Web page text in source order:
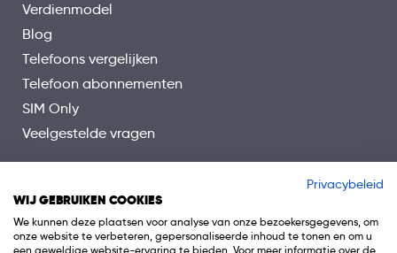
Verdienmodel
Blog
Telefoons vergelijken
Telefoon abonnementen
SIM Only
Veelgestelde vragen
Privacybeleid
WIJ GEBRUIKEN COOKIES
We kunnen deze plaatsen voor analyse van onze bezoekersgegevens, om
onze website te verbeteren, gepersonaliseerde inhoud te tonen en om u
een geweldige website-ervaring te bieden. Voor meer informatie over de